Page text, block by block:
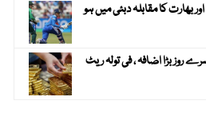
پاکستان اور بھارت کا مقابلہ دبئی میں ہو
بڑا اضافہ ، فی تولہ ریٹ